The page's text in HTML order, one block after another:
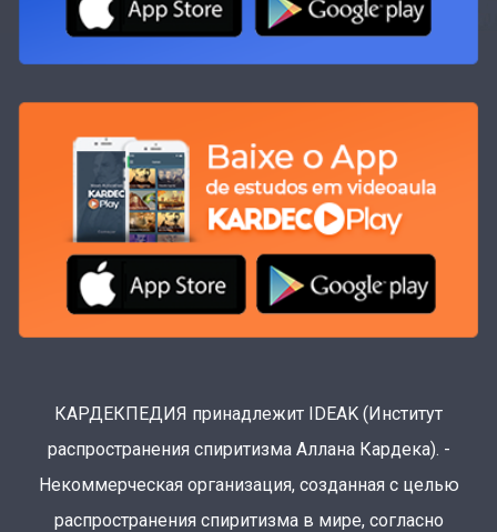
КАРДЕКПЕДИЯ принадлежит IDEAK (Институт
распространения спиритизма Аллана Кардека). -
Некоммерческая организация, созданная с целью
распространения спиритизма в мире, согласно